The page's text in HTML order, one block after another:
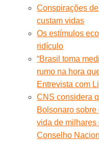
Conspirações
custam vidas
Os estímulos
ridículo
“Brasil toma
rumo na hora
Entrevista com
CNS considera
Bolsonaro
vida de
Conselho